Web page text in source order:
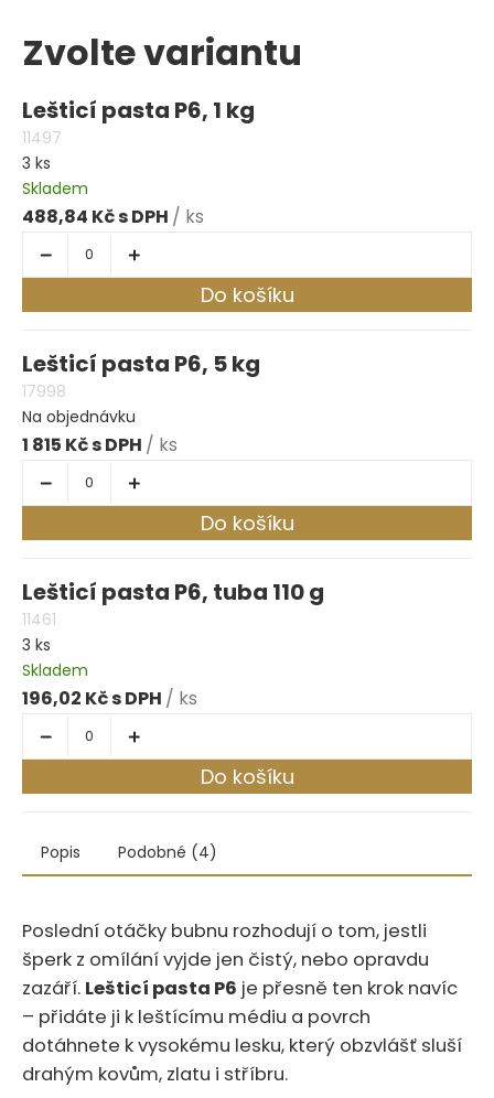
Zvolte variantu
Lešticí pasta P6, 1 kg
11497
3 ks
Skladem
488,84 Kč / ks
Do košíku
Lešticí pasta P6, 5 kg
17998
Na objednávku
1 815 Kč / ks
Do košíku
Lešticí pasta P6, tuba 110 g
11461
3 ks
Skladem
196,02 Kč / ks
Do košíku
Popis Podobné (4)
Poslední otáčky bubnu rozhodují o tom, jestli
šperk z omílání vyjde jen čistý, nebo opravdu
zazáří.‍​‍‌‌‌​‌​​‌​‌​‌​‌​​​​‌​​‌​‌‌‌‌​‌‌​​ Lešticí pasta P6 je přesně ten krok navíc
– přidáte ji k leštícímu médiu a povrch
dotáhnete k vysokému lesku, který obzvlášť sluší
drahým kovům, zlatu i stříbru.